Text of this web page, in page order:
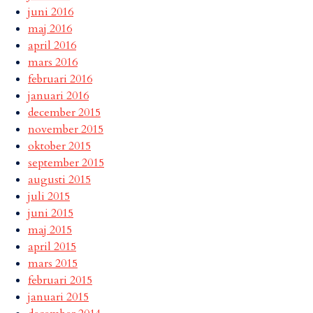
juni 2016
maj 2016
april 2016
mars 2016
februari 2016
januari 2016
december 2015
november 2015
oktober 2015
september 2015
augusti 2015
juli 2015
juni 2015
maj 2015
april 2015
mars 2015
februari 2015
januari 2015